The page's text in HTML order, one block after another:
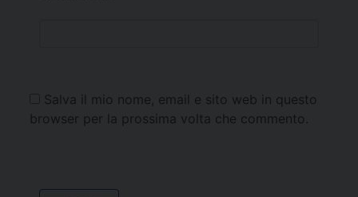
Salva il mio nome, email e sito web in questo
browser per la prossima volta che commento.